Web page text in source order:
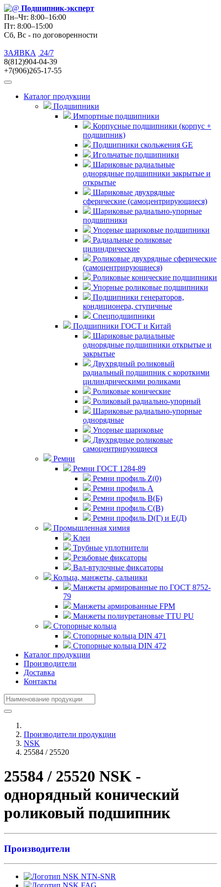
Подшипник-эксперт
Пн–Чт: 8:00–16:00
Пт: 8:00–15:00
Сб, Вс - по договоренности
ЗАЯВКА
24/7
8(812)904-04-39
+7(906)265-17-55
Каталог продукции
Подшипники
Импортные подшипники
Корпусные подшипники (корпус +
подшипник)
Подшипники скольжения GE
Игольчатые подшипники
Шариковые радиальные
однорядные подшипники закрытые и
открытые
Шариковые двухрядные
сферические (самоцентрирующиеся)
Шариковые радиально-упорные
подшипники
Упорные шариковые подшипники
Радиальные роликовые
цилиндрические
Роликовые двухрядные сферические
(самоцентрирующиеся)
Роликовые конические подшипники
Упорные роликовые подшипники
Подшипники генераторов,
кондиционера, ступичные
Спецподшипники
Подшипники ГОСТ и Китай
Шариковые радиальные
однорядные подшипники открытые и
закрытые
Двухрядный роликовый
радиальный подшипник с короткими
цилиндрическими роликами
Роликовые конические
Роликовый радиально-упорный
Шариковые радиально-упорные
однорядные
Упорные шариковые
Двухрядные роликовые
самоцентрирующиеся
Ремни
Ремни ГОСТ 1284-89
Ремни профиль Z(0)
Ремни профиль А
Ремни профиль В(Б)
Ремни профиль С(В)
Ремни профиль D(Г) и E(Д)
Промышленная химия
Клеи
Трубные уплотнители
Резьбовые фиксаторы
Вал-втулочные фиксаторы
Кольца, манжеты, сальники
Манжеты армированные по ГОСТ 8752-
79
Манжеты армированные FPM
Манжеты полиуретановые TTU PU
Стопорные кольца
Стопорные кольца DIN 471
Стопорные кольца DIN 472
Каталог продукции
Производители
Доставка
Контакты
Производители продукции
NSK
25584 / 25520
25584 / 25520 NSK -
однорядный конический
роликовый подшипник
Производители
NTN-SNR